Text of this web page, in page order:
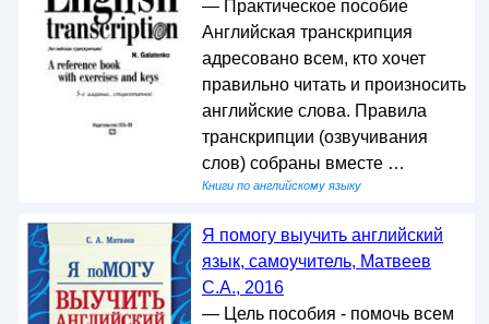
— Практическое пособие
Английская транскрипция
адресовано всем, кто хочет
правильно читать и произносить
английские слова. Правила
транскрипции (озвучивания
слов) собраны вместе …
Книги по английскому языку
Я помогу выучить английский
язык, самоучитель, Матвеев
С.А., 2016
— Цель пособия - помочь всем